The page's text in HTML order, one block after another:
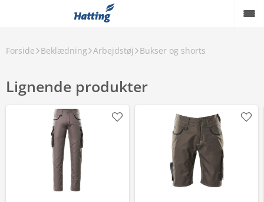
Forside Beklædning Arbejdstøj Bukser og shorts
Lignende produkter